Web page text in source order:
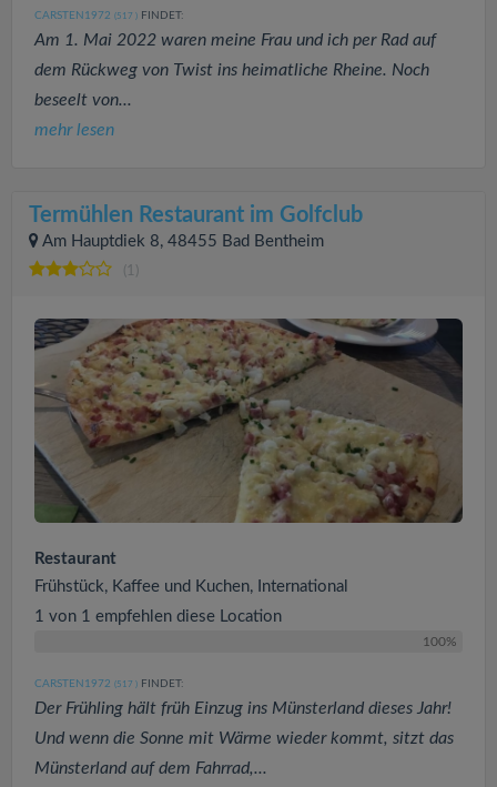
CARSTEN1972 (517 ) FINDET:
Am 1. Mai 2022 waren meine Frau und ich per Rad auf
dem Rückweg von Twist ins heimatliche Rheine. Noch
beseelt von...
mehr lesen
Termühlen Restaurant im Golfclub
Am Hauptdiek 8, 48455 Bad Bentheim
(1)
Restaurant
Frühstück, Kaffee und Kuchen, International
1 von 1 empfehlen diese Location
100%
CARSTEN1972 (517 ) FINDET:
Der Frühling hält früh Einzug ins Münsterland dieses Jahr!
Und wenn die Sonne mit Wärme wieder kommt, sitzt das
Münsterland auf dem Fahrrad,...